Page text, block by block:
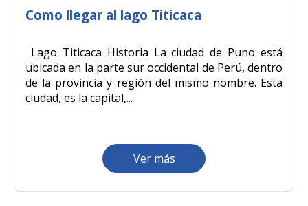
Como llegar al lago Titicaca
Lago Titicaca Historia La ciudad de Puno está
ubicada en la parte sur occidental de Perú, dentro
de la provincia y región del mismo nombre. Esta
ciudad, es la capital,...
Ver más